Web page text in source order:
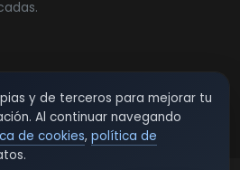
y de terceros para mejorar tu
Al continuar navegando
de cookies, política de